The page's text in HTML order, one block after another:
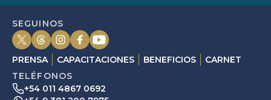
SEGUINOS
PRENSA CAPACITACIONES BENEFICIOS
CARNET
TELÉFONOS
+54 011 4867 0692